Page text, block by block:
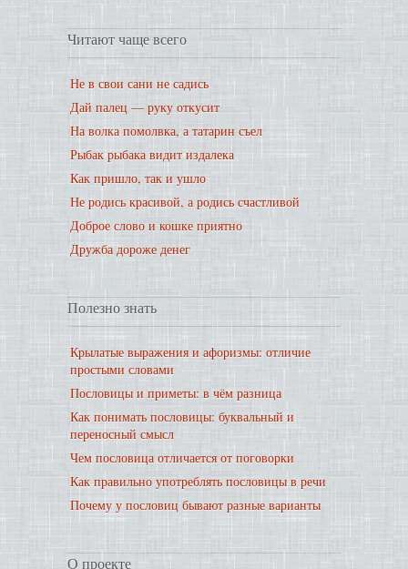
Читают чаще всего
Не в свои сани не садись
Дай палец — руку откусит
На волка помолвка, а татарин съел
Рыбак рыбака видит издалека
Как пришло, так и ушло
Не родись красивой, а родись счастливой
Доброе слово и кошке приятно
Дружба дороже денег
Полезно знать
Крылатые выражения и афоризмы: отличие
простыми словами
Пословицы и приметы: в чём разница
Как понимать пословицы: буквальный и
переносный смысл
Чем пословица отличается от поговорки
Как правильно употреблять пословицы в речи
Почему у пословиц бывают разные варианты
О проекте